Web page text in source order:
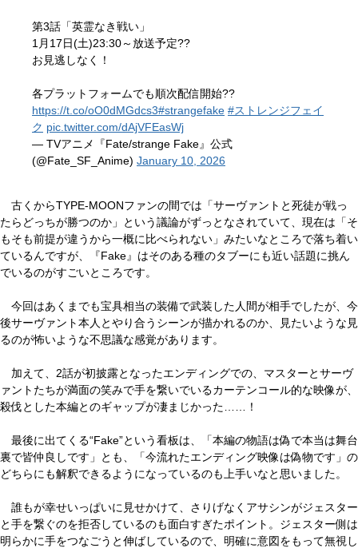
第3話「英霊なき戦い」
1月17日(土)23:30～放送予定??
お見逃しなく！
各プラットフォームでも順次配信開始??
https://t.co/oO0dMGdcs3#strangefake #ストレンジフェイ
ク pic.twitter.com/dAjVFEasWj
— TVアニメ『Fate/strange Fake』公式
(@Fate_SF_Anime) January 10, 2026
古くからTYPE-MOONファンの間では「サーヴァントと死徒が戦っ
たらどっちが勝つのか」という議論がずっとなされていて、現在は「そ
もそも前提が違うから一概に比べられない」みたいなところで落ち着い
ているんですが、『Fake』はそのある種のタブーにも近い話題に挑ん
でいるのがすごいところです。
今回はあくまでも宝具相当の装備で武装した人間が相手でしたが、今
後サーヴァント本人とやり合うシーンが描かれるのか、見たいような見
るのが怖いような不思議な感覚があります。
加えて、2話が初披露となったエンディングでの、マスターとサーヴ
ァントたちが満面の笑みで手を繋いでいるカーテンコール的な映像が、
殺伐とした本編とのギャップが凄まじかった……！
最後に出てくる“Fake”という看板は、「本編の物語は偽で本当は舞台
裏で皆仲良しです」とも、「今流れたエンディング映像は偽物です」の
どちらにも解釈できるようになっているのも上手いなと思いました。
誰もが幸せいっぱいに見せかけて、さりげなくアサシンがジェスター
と手を繋ぐのを拒否しているのも面白すぎたポイント。ジェスター側は
明らかに手をつなごうと伸ばしているので、明確に意図をもって無視し